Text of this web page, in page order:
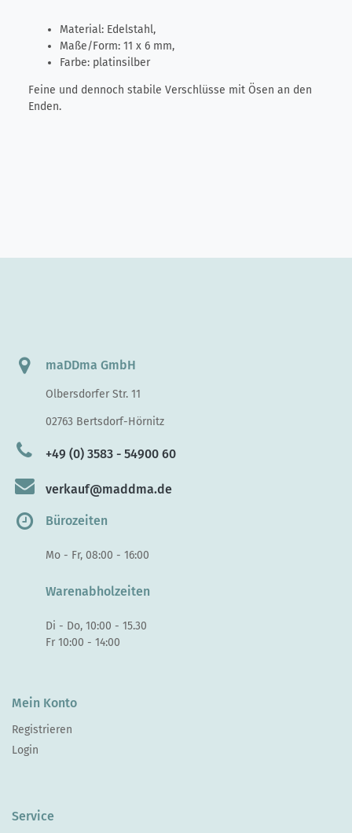
Material: Edelstahl,
Maße/Form: 11 x 6 mm,
Farbe: platinsilber
Feine und dennoch stabile Verschlüsse mit Ösen an den
Enden.
maDDma GmbH
Olbersdorfer Str. 11
02763 Bertsdorf-Hörnitz
+49 (0) 3583 - 54900 60
verkauf@maddma.de
Bürozeiten
Mo - Fr, 08:00 - 16:00
Warenabholzeiten
Di - Do, 10:00 - 15.30
Fr 10:00 - 14:00
Mein Konto
Registrieren
Login
Service